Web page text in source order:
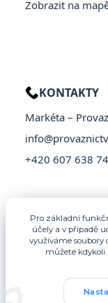
Zobrazit na
KONTAKTY
Markéta –
+420 607 638
© 2026
Pro základní
účely a v případě
využíváme soubory
můžete kdykoli